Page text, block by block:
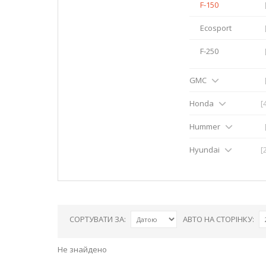
F-150
Ecosport
F-250
GMC
Honda
Hummer
Hyundai
СОРТУВАТИ ЗА: АВТО НА СТОРІНКУ:
Не знайдено